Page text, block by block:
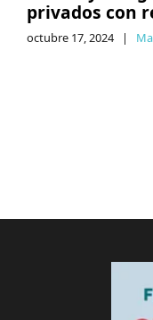
privados con
octubre 17, 2024 |